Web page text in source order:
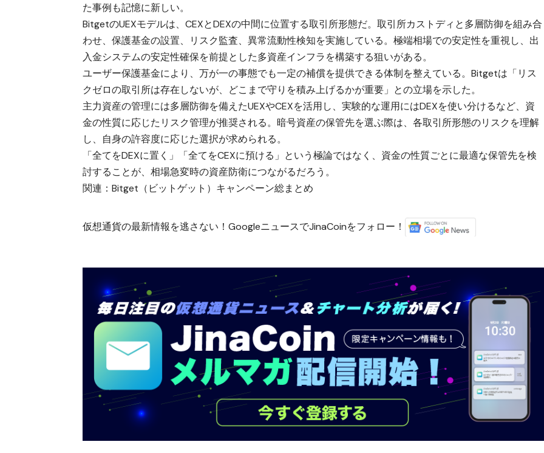
た事例も記憶に新しい。
BitgetのUEXモデルは、CEXとDEXの中間に位置する取引所形態だ。取引所カストディと多層防御を組み合
わせ、保護基金の設置、リスク監査、異常流動性検知を実施している。極端相場での安定性を重視し、出
入金システムの安定性確保を前提とした多資産インフラを構築する狙いがある。
ユーザー保護基金により、万が一の事態でも一定の補償を提供できる体制を整えている。Bitgetは「リス
クゼロの取引所は存在しないが、どこまで守りを積み上げるかが重要」との立場を示した。
主力資産の管理には多層防御を備えたUEXやCEXを活用し、実験的な運用にはDEXを使い分けるなど、資
金の性質に応じたリスク管理が推奨される。暗号資産の保管先を選ぶ際は、各取引所形態のリスクを理解
し、自身の許容度に応じた選択が求められる。
「全てをDEXに置く」「全てをCEXに預ける」という極論ではなく、資金の性質ごとに最適な保管先を検
討することが、相場急変時の資産防衛につながるだろう。
関連：Bitget（ビットゲット）キャンペーン総まとめ
仮想通貨の最新情報を逃さない！GoogleニュースでJinaCoinをフォロー！